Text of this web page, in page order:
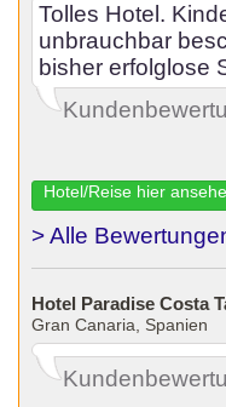
Tolles Hotel.
unbrauchbar
bisher erfolglose
Hotel/Reise hier
> Alle
Hotel Paradise Costa
Gran Canaria, Spanien